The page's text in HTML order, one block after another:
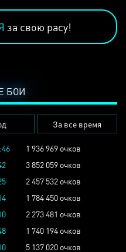
за свою расу!
БОИ
За все время
1 936 969 очков
3 852 059 очков
2 457 532 очков
1 784 450 очков
2 273 481 очков
1 740 194 очков
5 137 020 очков